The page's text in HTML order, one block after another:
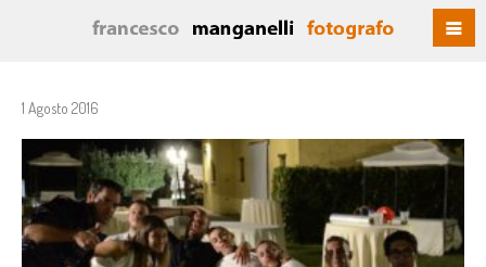
1 Agosto 2016